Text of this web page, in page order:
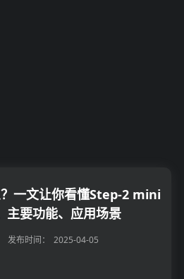
一文让你看懂Step-2 mini
主要功能、应用场景
发布时间： 2025-04-05